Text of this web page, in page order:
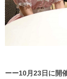
ーー10月23日に開